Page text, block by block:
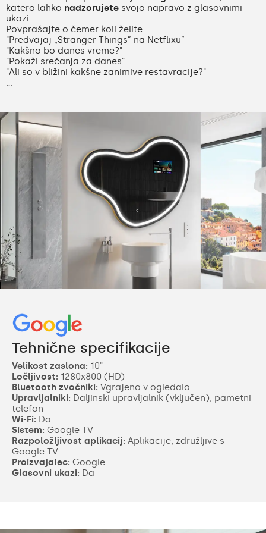
katero lahko nadzorujete svojo napravo z glasovnimi
ukazi.
Povprašajte o čemer koli želite...
"Predvajaj „Stranger Things” na Netflixu”
"Kakšno bo danes vreme?"
"Pokaži srečanja za danes"
"Ali so v bližini kakšne zanimive restavracije?"
Tehnične specifikacije
Velikost zaslona: 10"
Ločljivost: 1280x800 (HD)
Bluetooth zvočniki: Vgrajeno v ogledalo
Upravljalniki: Daljinski upravljalnik (vključen), pametni
telefon
Wi-Fi: Da
Sistem: Google TV
Razpoložljivost aplikacij: Aplikacije, združljive s
Google TV
Proizvajalec: Google
Glasovni ukazi: Da